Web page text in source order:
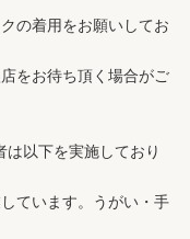
の着用をお願いしてお
をお待ち頂く場合がご
以下を実施しており
ています。うがい・手